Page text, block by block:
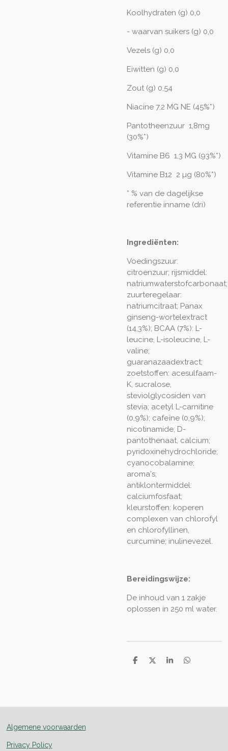
Koolhydraten (g) 0,0
- waarvan suikers (g) 0,0
Vezels (g) 0,0
Eiwitten (g) 0,0
Zout (g) 0,54
Niacine 7,2 MG NE (45%*)
Pantotheenzuur 1,8mg
(30%*)
Vitamine B6 1,3 MG (93%*)
Vitamine B12 2 µg (80%*)
* % van de dagelijkse
referentie inname (dri)
Ingrediënten:
Voedingszuur:
citroenzuur; rijsmiddel:
natriumwaterstofcarbonaat;
zuurteregelaar:
natriumcitraat; Panax
ginseng-wortelextract
(14,3%); BCAA (7%): L-
leucine, L-isoleucine, L-
valine;
guaranazaadextract;
zoetstoffen: acesulfaam-
K, sucralose,
steviolglycosiden van
stevia; acetyl L-carnitine
(0,9%); cafeïne (0,9%);
nicotinamide; D-
pantothenaat, calcium;
pyridoxinehydrochloride;
cyanocobalamine;
aroma's;
antiklontermiddel:
calciumfosfaat;
kleurstoffen: koperen
complexen van chlorofyl
en chlorofyllinen,
curcumine; inulinevezel.
Bereidingswijze:
De inhoud van 1 zakje
oplossen in 250 ml water.
D
D
S
D
Algemene voorwaarden
Privacy Policy